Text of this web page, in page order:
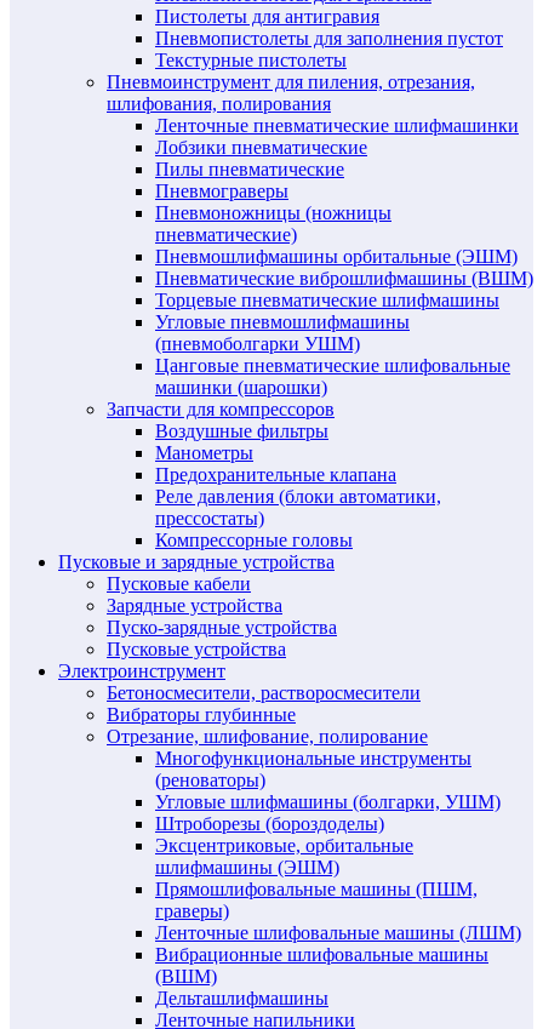
Пистолеты для антигравия
Пневмопистолеты для заполнения пустот
Текстурные пистолеты
Пневмоинструмент для пиления, отрезания,
шлифования, полирования
Ленточные пневматические шлифмашинки
Лобзики пневматические
Пилы пневматические
Пневмограверы
Пневмоножницы (ножницы
пневматические)
Пневмошлифмашины орбитальные (ЭШМ)
Пневматические виброшлифмашины (ВШМ)
Торцевые пневматические шлифмашины
Угловые пневмошлифмашины
(пневмоболгарки УШМ)
Цанговые пневматические шлифовальные
машинки (шарошки)
Запчасти для компрессоров
Воздушные фильтры
Манометры
Предохранительные клапана
Реле давления (блоки автоматики,
прессостаты)
Компрессорные головы
Пусковые и зарядные устройства
Пусковые кабели
Зарядные устройства
Пуско-зарядные устройства
Пусковые устройства
Электроинструмент
Бетоносмесители, растворосмесители
Вибраторы глубинные
Отрезание, шлифование, полирование
Многофункциональные инструменты
(реноваторы)
Угловые шлифмашины (болгарки, УШМ)
Штроборезы (бороздоделы)
Эксцентриковые, орбитальные
шлифмашины (ЭШМ)
Прямошлифовальные машины (ПШМ,
граверы)
Ленточные шлифовальные машины (ЛШМ)
Вибрационные шлифовальные машины
(ВШМ)
Дельташлифмашины
Ленточные напильники